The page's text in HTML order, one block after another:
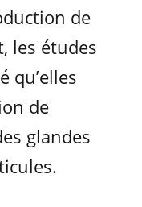
de
les études
qu’elles
de
glandes